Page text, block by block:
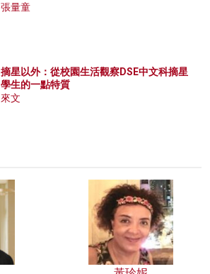
張量童
摘星以外：從校園生活觀察DSE中文科摘星
學生的一點特質
來文